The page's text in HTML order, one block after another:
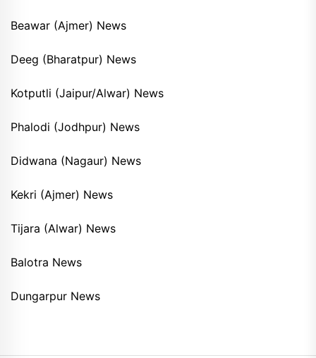
Beawar (Ajmer) News
Deeg (Bharatpur) News
Kotputli (Jaipur/Alwar) News
Phalodi (Jodhpur) News
Didwana (Nagaur) News
Kekri (Ajmer) News
Tijara (Alwar) News
Balotra News
Dungarpur News